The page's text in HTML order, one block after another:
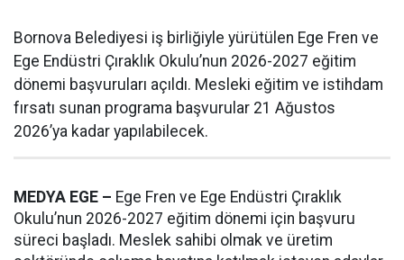
Bornova Belediyesi iş birliğiyle yürütülen Ege Fren ve
Ege Endüstri Çıraklık Okulu’nun 2026-2027 eğitim
dönemi başvuruları açıldı. Mesleki eğitim ve istihdam
fırsatı sunan programa başvurular 21 Ağustos
2026’ya kadar yapılabilecek.
MEDYA EGE – Ege Fren ve Ege Endüstri Çıraklık
Okulu’nun 2026-2027 eğitim dönemi için başvuru
süreci başladı. Meslek sahibi olmak ve üretim